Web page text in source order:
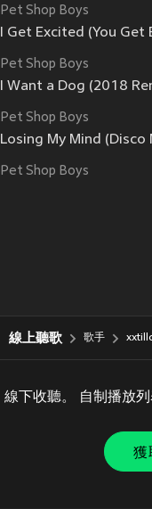
Pet Shop Boys
Pet Shop Boys
I Want a Dog (2018
Pet Shop Boys
Pet Shop Boys
線上聽歌 歌手
線下收聽。 自制播放
獲